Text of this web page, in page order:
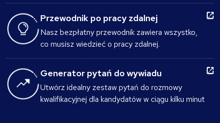
Przewodnik po pracy zdalnej
Nasz bezpłatny przewodnik zawiera wszystko,
co musisz wiedzieć o pracy zdalnej.
Generator pytań do wywiadu
Utwórz idealny zestaw pytań do rozmowy
kwalifikacyjnej dla kandydatów w ciągu kilku minut